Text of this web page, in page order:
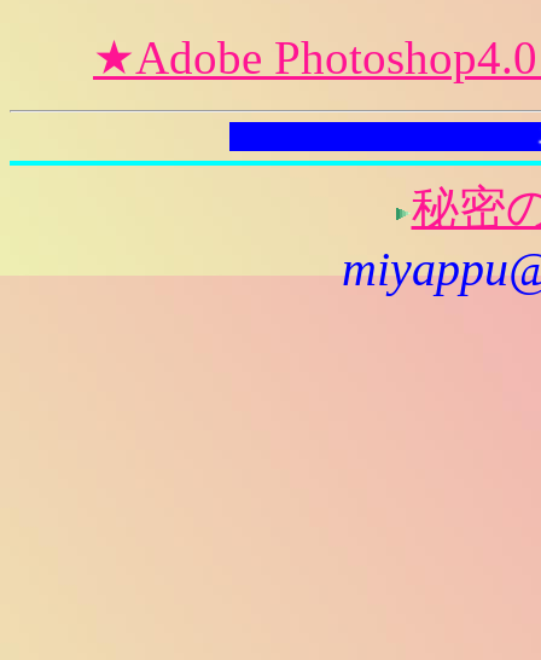
★Adobe
秘密